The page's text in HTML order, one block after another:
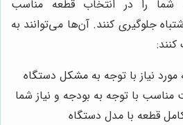
شما را در انتخاب قطعه مناسب
جلوگیری کنند. آن‌ها می‌توانند به
نیاز با توجه به مشکل دستگاه
مناسب با توجه به بودجه و نیاز شما
قطعه با مدل دستگاه